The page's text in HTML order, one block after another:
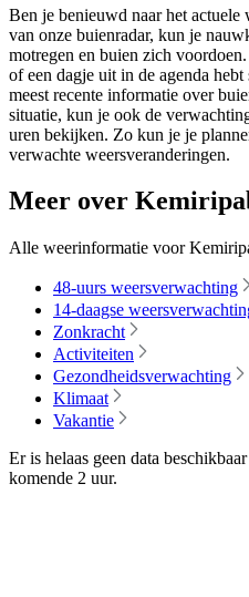
Ben je benieuwd naar het actuele
van onze buienradar, kun je
motregen en buien zich
of een dagje uit in de agenda
meest recente informatie over
situatie, kun je ook de
uren bekijken. Zo kun je je
verwachte weersveranderingen.
Meer over
Alle weerinformatie voor
48-uurs weersverwachting
14-daagse
Zonkracht
Activiteiten
Gezondheidsverwachting
Klimaat
Vakantie
Er is helaas geen data
komende 2 uur.